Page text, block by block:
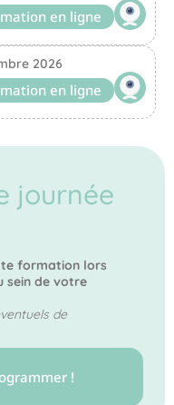
en ligne
2026
en ligne
journée
formation lors
sein de votre
de
!